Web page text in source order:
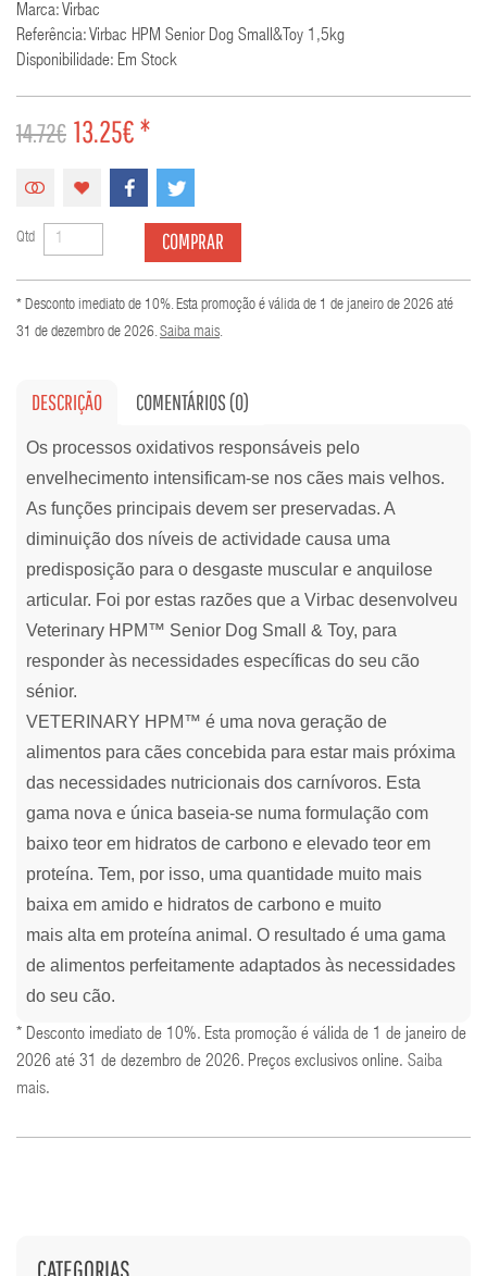
Marca: Virbac
Referência: Virbac HPM Senior Dog Small&toy 1,5kg
Disponibilidade: Em Stock
14.72€ 13.25€ *
Qtd COMPRAR
* Desconto imediato de 10%. Esta promoção é válida de 1 de janeiro de 2026 até
31 de dezembro de 2026.Saiba mais.
DESCRIÇÃO COMENTÁRIOS (0)
Os processos oxidativos responsáveis pelo
envelhecimento intensificam-se nos cães mais velhos.
As funções principais devem ser preservadas. A
diminuição dos níveis de actividade causa uma
predisposição para o desgaste muscular e anquilose
articular. Foi por estas razões que a Virbac desenvolveu
Veterinary HPM™ Senior Dog Small & Toy, para
responder às necessidades específicas do seu cão
sénior.
VETERINARY HPM™ é uma nova geração de
alimentos para cães concebida para estar mais próxima
das necessidades nutricionais dos carnívoros. Esta
gama nova e única baseia-se numa formulação com
baixo teor em hidratos de carbono e elevado teor em
proteína. Tem, por isso, uma quantidade muito mais
baixa em amido e hidratos de carbono e muito
mais alta em proteína animal. O resultado é uma gama
de alimentos perfeitamente adaptados às necessidades
do seu cão.
* Desconto imediato de 10%. Esta promoção é válida de 1 de janeiro de
2026 até 31 de dezembro de 2026. Preços exclusivos online. Saiba
mais.
CATEGORIAS